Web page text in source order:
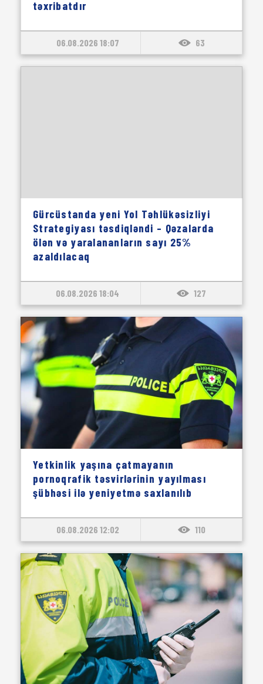
təxribatdır
06.08.2026 18:07 63
Gürcüstanda yeni Yol Təhlükəsizliyi
Strategiyası təsdiqləndi – Qəzalarda
ölən və yaralananların sayı 25%
azaldılacaq
06.08.2026 18:04 127
Yetkinlik yaşına çatmayanın
pornoqrafik təsvirlərinin yayılması
şübhəsi ilə yeniyetmə saxlanılıb
06.08.2026 12:02 110